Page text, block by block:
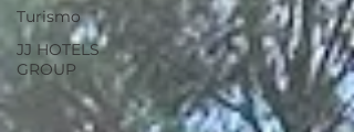
Turismo
JJ HOTELS
GROUP